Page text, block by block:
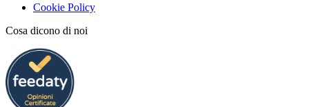
Cookie Policy
Cosa dicono di noi